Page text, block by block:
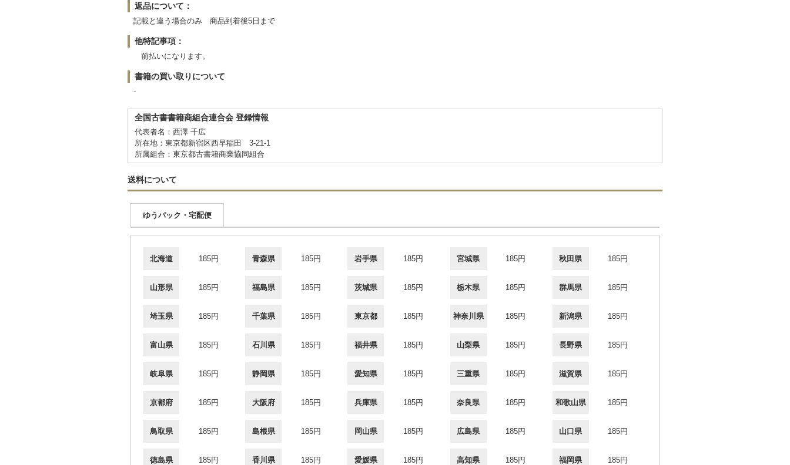
返品について：
記載と違う場合のみ 商品到着後5日まで
他特記事項：
前払いになります。
書籍の買い取りについて
-
全国古書書籍商組合連合会 登録情報
代表者名：西澤 千広
所在地：東京都新宿区西早稲田 3-21-1
所属組合：東京都古書籍商業協同組合
送料について
ゆうパック・宅配便
北海道 185円 青森県 185円 岩手県 185円 宮城県 185円 秋田県 185円
山形県 185円 福島県 185円 茨城県 185円 栃木県 185円 群馬県 185円
埼玉県 185円 千葉県 185円 東京都 185円 神奈川県 185円 新潟県 185円
富山県 185円 石川県 185円 福井県 185円 山梨県 185円 長野県 185円
岐阜県 185円 静岡県 185円 愛知県 185円 三重県 185円 滋賀県 185円
京都府 185円 大阪府 185円 兵庫県 185円 奈良県 185円 和歌山県 185円
鳥取県 185円 島根県 185円 岡山県 185円 広島県 185円 山口県 185円
徳島県 185円 香川県 185円 愛媛県 185円 高知県 185円 福岡県 185円